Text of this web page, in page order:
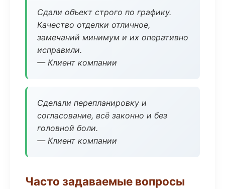
Сдали объект строго по графику.
Качество отделки отличное,
замечаний минимум и их оперативно
исправили.
— Клиент компании
Сделали перепланировку и
согласование, всё законно и без
головной боли.
— Клиент компании
Часто задаваемые вопросы